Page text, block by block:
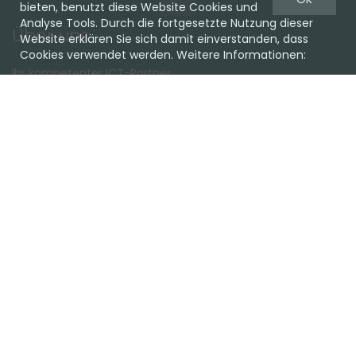
Über uns
Ihr kompetenter ICT-Partner.
bieten, benutzt diese Website Cookies und
Analyse Tools. Durch die fortgesetzte Nutzung dieser
Website erklären Sie sich damit einverstanden, dass
Cookies verwendet werden. Weitere Informationen: